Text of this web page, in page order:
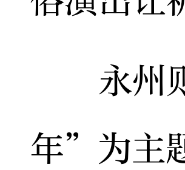
永州则
年”为主